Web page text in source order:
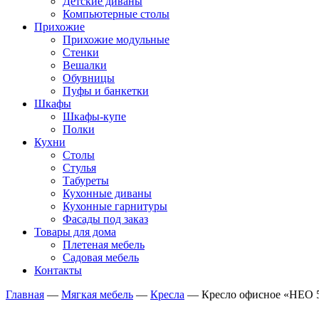
Компьютерные столы
Прихожие
Прихожие модульные
Стенки
Вешалки
Обувницы
Пуфы и банкетки
Шкафы
Шкафы-купе
Полки
Кухни
Столы
Стулья
Табуреты
Кухонные диваны
Кухонные гарнитуры
Фасады под заказ
Товары для дома
Плетеная мебель
Садовая мебель
Контакты
Главная — Мягкая мебель — Кресла — Кресло офисное «НЕО